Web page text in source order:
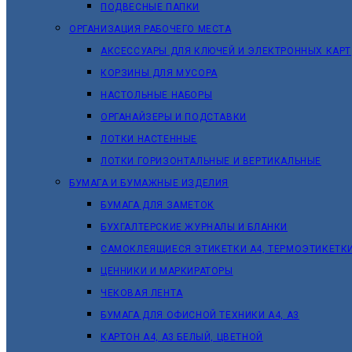
ПОДВЕСНЫЕ ПАПКИ
ОРГАНИЗАЦИЯ РАБОЧЕГО МЕСТА
АКСЕССУАРЫ ДЛЯ КЛЮЧЕЙ И ЭЛЕКТРОННЫХ КАРТ
КОРЗИНЫ ДЛЯ МУСОРА
НАСТОЛЬНЫЕ НАБОРЫ
ОРГАНАЙЗЕРЫ И ПОДСТАВКИ
ЛОТКИ НАСТЕННЫЕ
ЛОТКИ ГОРИЗОНТАЛЬНЫЕ И ВЕРТИКАЛЬНЫЕ
БУМАГА И БУМАЖНЫЕ ИЗДЕЛИЯ
БУМАГА ДЛЯ ЗАМЕТОК
БУХГАЛТЕРСКИЕ ЖУРНАЛЫ И БЛАНКИ
САМОКЛЕЯЩИЕСЯ ЭТИКЕТКИ А4,
ЦЕННИКИ И МАРКИРАТОРЫ
ЧЕКОВАЯ ЛЕНТА
БУМАГА ДЛЯ ОФИСНОЙ ТЕХНИКИ А4, А3
КАРТОН А4, А3 БЕЛЫЙ, ЦВЕТНОЙ